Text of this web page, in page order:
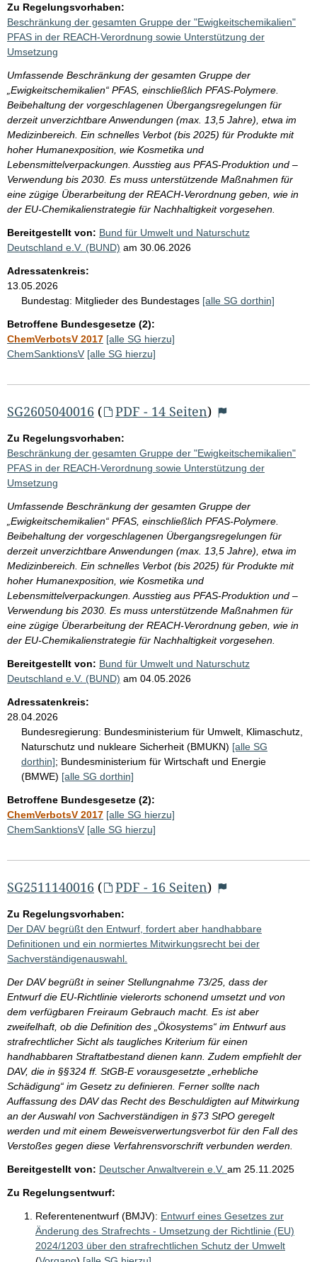
i
s
s
e
p
r
o
S
e
i
t
e
Zu Regelungsvorhaben:
Beschränkung der gesamten Gruppe der "Ewigkeitschemikalien"
PFAS in der REACH-Verordnung sowie Unterstützung der
Umsetzung
Umfassende Beschränkung der gesamten Gruppe der
„Ewigkeitschemikalien“ PFAS, einschließlich PFAS-Polymere.
Beibehaltung der vorgeschlagenen Übergangsregelungen für
derzeit unverzichtbare Anwendungen (max. 13,5 Jahre), etwa im
Medizinbereich. Ein schnelles Verbot (bis 2025) für Produkte mit
hoher Humanexposition, wie Kosmetika und
Lebensmittelverpackungen. Ausstieg aus PFAS-Produktion und –
Verwendung bis 2030. Es muss unterstützende Maßnahmen für
eine zügige Überarbeitung der REACH-Verordnung geben, wie in
der EU-Chemikalienstrategie für Nachhaltigkeit vorgesehen.
Bereitgestellt von: Bund für Umwelt und Naturschutz
Deutschland e.V. (BUND) am 30.06.2026
Adressatenkreis:
13.05.2026
Bundestag: Mitglieder des Bundestages [alle SG dorthin]
Betroffene Bundesgesetze (2):
ChemVerbotsV 2017 [alle SG hierzu]
ChemSanktionsV [alle SG hierzu]
SG2605040016 ( PDF - 14 Seiten)
Zu Regelungsvorhaben:
Beschränkung der gesamten Gruppe der "Ewigkeitschemikalien"
PFAS in der REACH-Verordnung sowie Unterstützung der
Umsetzung
Umfassende Beschränkung der gesamten Gruppe der
„Ewigkeitschemikalien“ PFAS, einschließlich PFAS-Polymere.
Beibehaltung der vorgeschlagenen Übergangsregelungen für
derzeit unverzichtbare Anwendungen (max. 13,5 Jahre), etwa im
Medizinbereich. Ein schnelles Verbot (bis 2025) für Produkte mit
hoher Humanexposition, wie Kosmetika und
Lebensmittelverpackungen. Ausstieg aus PFAS-Produktion und –
Verwendung bis 2030. Es muss unterstützende Maßnahmen für
eine zügige Überarbeitung der REACH-Verordnung geben, wie in
der EU-Chemikalienstrategie für Nachhaltigkeit vorgesehen.
Bereitgestellt von: Bund für Umwelt und Naturschutz
Deutschland e.V. (BUND) am 04.05.2026
Adressatenkreis:
28.04.2026
Bundesregierung: Bundesministerium für Umwelt, Klimaschutz,
Naturschutz und nukleare Sicherheit (BMUKN) [alle SG
dorthin]; Bundesministerium für Wirtschaft und Energie
(BMWE) [alle SG dorthin]
Betroffene Bundesgesetze (2):
ChemVerbotsV 2017 [alle SG hierzu]
ChemSanktionsV [alle SG hierzu]
SG2511140016 ( PDF - 16 Seiten)
Zu Regelungsvorhaben:
Der DAV begrüßt den Entwurf, fordert aber handhabbare
Definitionen und ein normiertes Mitwirkungsrecht bei der
Sachverständigenauswahl.
Der DAV begrüßt in seiner Stellungnahme 73/25, dass der
Entwurf die EU-Richtlinie vielerorts schonend umsetzt und von
dem verfügbaren Freiraum Gebrauch macht. Es ist aber
zweifelhaft, ob die Definition des „Ökosystems“ im Entwurf aus
strafrechtlicher Sicht als taugliches Kriterium für einen
handhabbaren Straftatbestand dienen kann. Zudem empfiehlt der
DAV, die in §§324 ff. StGB-E vorausgesetzte „erhebliche
Schädigung“ im Gesetz zu definieren. Ferner sollte nach
Auffassung des DAV das Recht des Beschuldigten auf Mitwirkung
an der Auswahl von Sachverständigen in §73 StPO geregelt
werden und mit einem Beweisverwertungsverbot für den Fall des
Verstoßes gegen diese Verfahrensvorschrift verbunden werden.
Bereitgestellt von: Deutscher Anwaltverein e.V. am 25.11.2025
Zu Regelungsentwurf:
Referentenentwurf (BMJV): Entwurf eines Gesetzes zur
Änderung des Strafrechts - Umsetzung der Richtlinie (EU)
2024/1203 über den strafrechtlichen Schutz der Umwelt